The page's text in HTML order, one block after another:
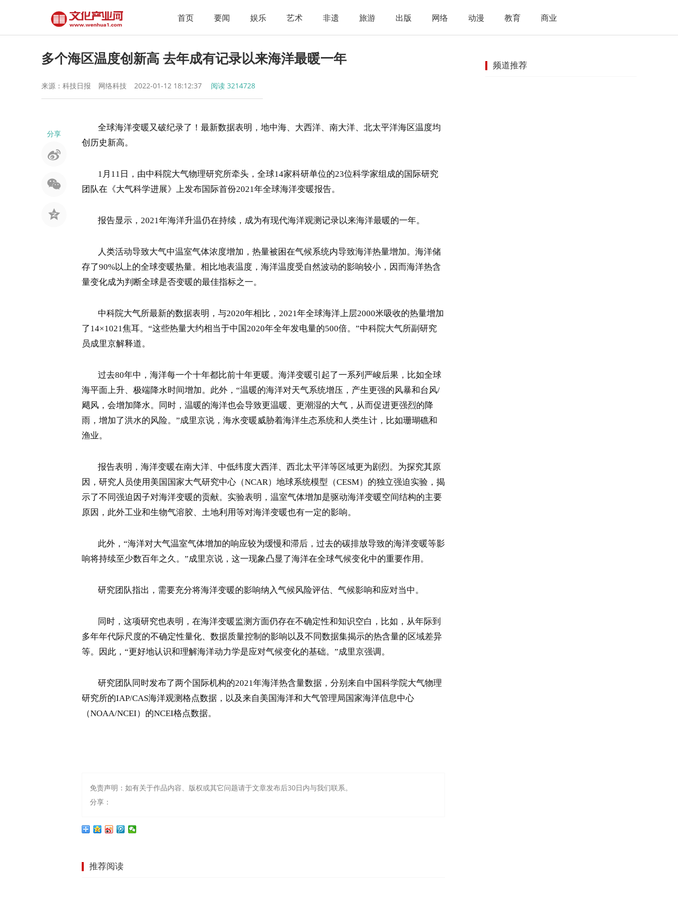
首页 要闻 娱乐 艺术 非遗 旅游 出版 网络 动漫 教育 商业
分享
多个海区温度创新高 去年成有记录以来海洋最暖一年
来源：科技日报 网络科技 2022-01-12 18:12:37 阅读 3214728
全球海洋变暖又破纪录了！最新数据表明，地中海、大西洋、南大洋、北太平洋海区温度均
创历史新高。
1月11日，由中科院大气物理研究所牵头，全球14家科研单位的23位科学家组成的国际研究
团队在《大气科学进展》上发布国际首份2021年全球海洋变暖报告。
报告显示，2021年海洋升温仍在持续，成为有现代海洋观测记录以来海洋最暖的一年。
人类活动导致大气中温室气体浓度增加，热量被困在气候系统内导致海洋热量增加。海洋储
存了90%以上的全球变暖热量。相比地表温度，海洋温度受自然波动的影响较小，因而海洋热含
量变化成为判断全球是否变暖的最佳指标之一。
中科院大气所最新的数据表明，与2020年相比，2021年全球海洋上层2000米吸收的热量增加
了14×1021焦耳。“这些热量大约相当于中国2020年全年发电量的500倍。”中科院大气所副研究
员成里京解释道。
过去80年中，海洋每一个十年都比前十年更暖。海洋变暖引起了一系列严峻后果，比如全球
海平面上升、极端降水时间增加。此外，“温暖的海洋对天气系统增压，产生更强的风暴和台风/
飓风，会增加降水。同时，温暖的海洋也会导致更温暖、更潮湿的大气，从而促进更强烈的降
雨，增加了洪水的风险。”成里京说，海水变暖威胁着海洋生态系统和人类生计，比如珊瑚礁和
渔业。
报告表明，海洋变暖在南大洋、中低纬度大西洋、西北太平洋等区域更为剧烈。为探究其原
因，研究人员使用美国国家大气研究中心（NCAR）地球系统模型（CESM）的独立强迫实验，揭
示了不同强迫因子对海洋变暖的贡献。实验表明，温室气体增加是驱动海洋变暖空间结构的主要
原因，此外工业和生物气溶胶、土地利用等对海洋变暖也有一定的影响。
此外，“海洋对大气温室气体增加的响应较为缓慢和滞后，过去的碳排放导致的海洋变暖等影
响将持续至少数百年之久。”成里京说，这一现象凸显了海洋在全球气候变化中的重要作用。
研究团队指出，需要充分将海洋变暖的影响纳入气候风险评估、气候影响和应对当中。
同时，这项研究也表明，在海洋变暖监测方面仍存在不确定性和知识空白，比如，从年际到
多年年代际尺度的不确定性量化、数据质量控制的影响以及不同数据集揭示的热含量的区域差异
等。因此，“更好地认识和理解海洋动力学是应对气候变化的基础。”成里京强调。
研究团队同时发布了两个国际机构的2021年海洋热含量数据，分别来自中国科学院大气物理
研究所的IAP/CAS海洋观测格点数据，以及来自美国海洋和大气管理局国家海洋信息中心
（NOAA/NCEI）的NCEI格点数据。
免责声明：如有关于作品内容、版权或其它问题请于文章发布后30日内与我们联系。
分享：
推荐阅读
频道推荐